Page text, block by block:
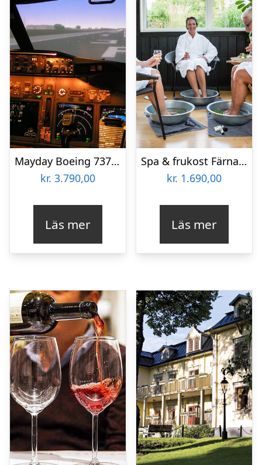
Mayday Boeing 737 Flygsimulator för två
kr. 3.790,00
Läs mer
Spa & frukost Färna Herrgård för två
kr. 1.690,00
Läs mer